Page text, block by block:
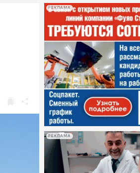
РЕКЛАМА
РЕКЛАМА